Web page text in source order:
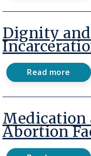
et
:
boîte
à
outils
du
cours
Dignity and
Read more
about
and
Course
Toolkit
Medication
Abortion